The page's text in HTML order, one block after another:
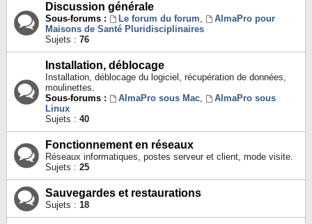
Discussion générale
Sous-forums : Le forum du forum,
AlmaPro pour
Maisons de Santé Pluridisciplinaires
Sujets : 76
Installation, déblocage
Installation, déblocage du logiciel, récupération de données,
moulinettes.
Sous-forums :
AlmaPro sous Mac,
AlmaPro sous
Linux
Sujets : 40
Fonctionnement en réseaux
Réseaux informatiques, postes serveur et client, mode visite.
Sujets : 25
Sauvegardes et restaurations
Sujets : 18